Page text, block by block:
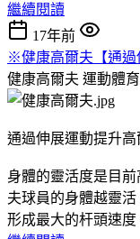
繼續閱讀
17年前
※健康高爾夫【通過
健康高爾夫 運動體育
通過伸展運動提升
身體的靈活度是目
夫球員的身體越靈
形成最大的杆頭速度